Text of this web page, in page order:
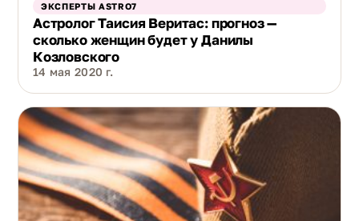
ЭКСПЕРТЫ ASTRO7
Астролог Таисия Веритас: прогноз —
сколько женщин будет у Данилы
Козловского
14 мая 2020 г.